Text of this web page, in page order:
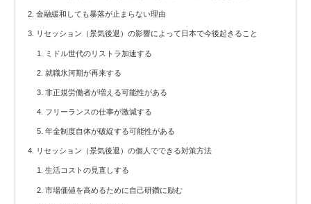
金融緩和しても暴落が止まらない理由
リセッション（景気後退）の影響によって日本で今後起きること
ミドル世代のリストラ加速する
就職氷河期が再来する
非正規労働者が増える可能性がある
フリーランスの仕事が激減する
年金制度自体が破綻する可能性がある
リセッション（景気後退）の個人でできる対策方法
生活コストの見直しする
市場価値を高めるために自己研鑽に励む